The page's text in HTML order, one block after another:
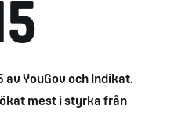
YouGov och Indikat.
mest i styrka från